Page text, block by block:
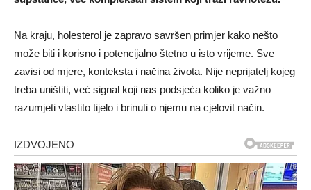
Na kraju, holesterol je zapravo savršen primjer kako nešto
može biti i korisno i potencijalno štetno u isto vrijeme. Sve
zavisi od mjere, konteksta i načina života. Nije neprijatelj kojeg
treba uništiti, već signal koji nas podsjeća koliko je važno
razumjeti vlastito tijelo i brinuti o njemu na cjelovit način.